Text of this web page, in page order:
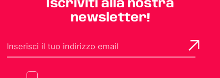
Iscriviti alla nostra
newsletter!